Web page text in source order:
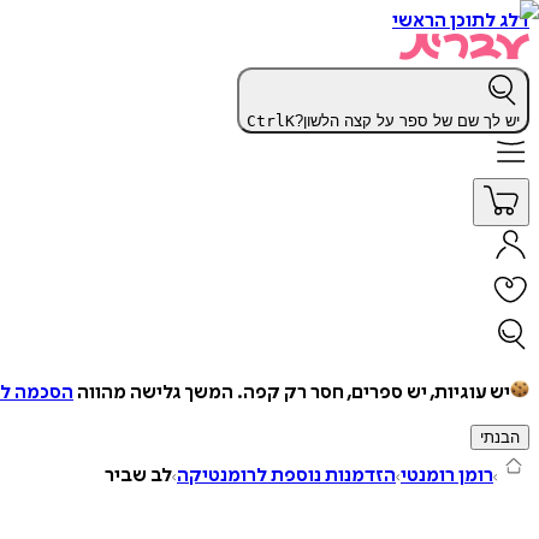
דלג לתוכן הראשי
יש לך שם של ספר על קצה הלשון? CtrlK
יש עוגיות, יש ספרים, חסר רק קפה. המשך גלישה מהווה הסכמה
הבנתי
רומן רומנטי הזדמנות נוספת לרומנטיקה לב שביר